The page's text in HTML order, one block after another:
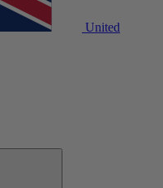
United